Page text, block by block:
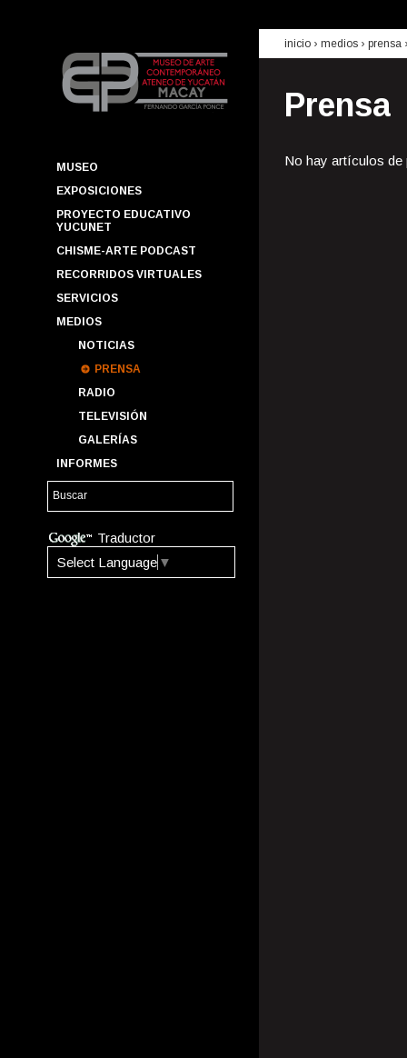
MUSEO
EXPOSICIONES
PROYECTO EDUCATIVO
YUCUNET
CHISME-ARTE PODCAST
RECORRIDOS VIRTUALES
SERVICIOS
MEDIOS
NOTICIAS
PRENSA
RADIO
TELEVISIÓN
GALERÍAS
INFORMES
Traductor
Select Language ▼
inicio › medios › prensa
Prensa
No hay artículos de